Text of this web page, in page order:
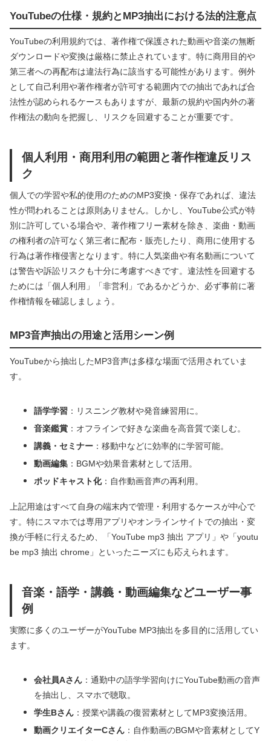
YouTubeの仕様・規約とMP3抽出における法的注意点
YouTubeの利用規約では、著作権で保護された動画や音楽の無断
ダウンロードや変換は厳格に禁止されています。特に商用目的や
第三者への再配布は違法行為に該当する可能性があります。例外
として自己利用や著作権者が許可する範囲内での抽出であれば合
法性が認められるケースもありますが、最新の規約や国内外の著
作権法の動向を把握し、リスクを回避することが重要です。
個人利用・商用利用の範囲と著作権違反リス
ク
個人での学習や私的使用のためのMP3変換・保存であれば、違法
性が問われることは原則ありません。しかし、YouTube公式が特
別に許可している場合や、著作権フリー素材を除き、楽曲・動画
の権利者の許可なく第三者に配布・販売したり、商用に使用する
行為は著作権侵害となります。特に人気楽曲や有名動画について
は警告や訴訟リスクも十分に考慮すべきです。違法性を回避する
ためには「個人利用」「非営利」であるかどうか、必ず事前に著
作権情報を確認しましょう。
MP3音声抽出の用途と活用シーン例
YouTubeから抽出したMP3音声は多様な場面で活用されていま
す。
語学学習 ：リスニング教材や発音練習用に。
音楽鑑賞 ：オフラインで好きな楽曲を高音質で楽しむ。
講義・セミナー ：移動中などに効率的に学習可能。
動画編集 ：BGMや効果音素材として活用。
ポッドキャスト化：自作動画音声の再利用。
上記用途はすべて自身の端末内で管理・利用するケースが中心で
す。特にスマホでは専用アプリやオンラインサイトでの抽出・変
換が手軽に行えるため、「YouTube mp3 抽出 アプリ」や「youtu
be mp3 抽出 chrome」といったニーズにも応えられます。
音楽・語学・講義・動画編集などユーザー事
例
実際に多くのユーザーがYouTube MP3抽出を多目的に活用してい
ます。
会社員Aさん ：通勤中の語学学習向けにYouTube動画の音声
を抽出し、スマホで聴取。
学生Bさん ：授業や講義の復習素材としてMP3変換活用。
動画クリエイターCさん ：自作動画のBGMや音素材としてY